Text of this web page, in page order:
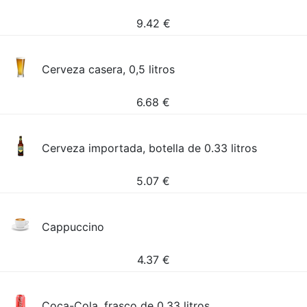
9.42 €
Cerveza casera, 0,5 litros
6.68 €
Cerveza importada, botella de 0.33 litros
5.07 €
Cappuccino
4.37 €